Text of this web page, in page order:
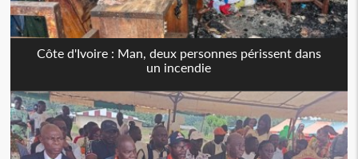
Côte d'Ivoire : Man, deux personnes périssent dans
un incendie